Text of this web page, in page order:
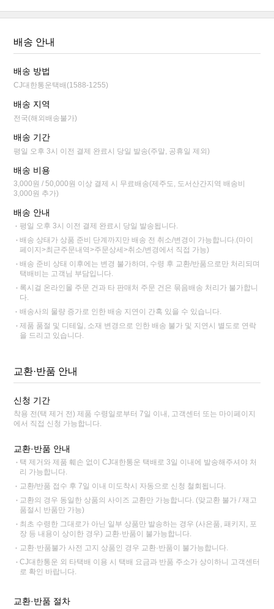
배송 안내
배송 방법
CJ대한통운택배(1588-1255)
배송 지역
전국(해외배송불가)
배송 기간
평일 오후 3시 이전 결제 완료시 당일 발송(주말, 공휴일 제외)
배송 비용
3,000원 / 50,000원 이상 결제 시 무료배송(제주도, 도서산간지역 배송비
3,000원 추가)
배송 안내
평일 오후 3시 이전 결제 완료시 당일 발송됩니다.
배송 상태가 상품 준비 단계까지만 배송 전 취소/변경이 가능합니다.(마이
페이지>최근주문내역>주문상세>취소/변경에서 직접 가능)
배송 준비 상태 이후에는 변경 불가하며, 수령 후 교환/반품으로만 처리되며
택배비는 고객님 부담입니다.
록시걸 온라인몰 주문 건과 타 판매처 주문 건은 묶음배송 처리가 불가합니
다.
배송사의 물량 증가로 인한 배송 지연이 간혹 있을 수 있습니다.
제품 품절 및 디테일, 소재 변경으로 인한 배송 불가 및 지연시 별도로 연락
을 드리고 있습니다.
교환·반품 안내
신청 기간
착용 전(택 제거 전) 제품 수령일로부터 7일 이내, 고객센터 또는 마이페이지
에서 직접 신청 가능합니다.
교환·반품 안내
택 제거와 제품 훼손 없이 CJ대한통운 택배로 3일 이내에 발송해주셔야 처
리 가능합니다.
교환/반품 접수 후 7일 이내 미도착시 자동으로 신청 철회됩니다.
교환의 경우 동일한 상품의 사이즈 교환만 가능합니다. (맞교환 불가 / 재고
품절시 반품만 가능)
최초 수령한 그대로가 아닌 일부 상품만 발송하는 경우 (사은품, 패키지, 포
장 등 내용이 상이한 경우) 교환·반품이 불가능합니다.
교환·반품불가 사전 고지 상품인 경우 교환·반품이 불가능합니다.
CJ대한통운 외 타택배 이용 시 택배 요금과 반품 주소가 상이하니 고객센터
로 확인 바랍니다.
교환·반품 절차